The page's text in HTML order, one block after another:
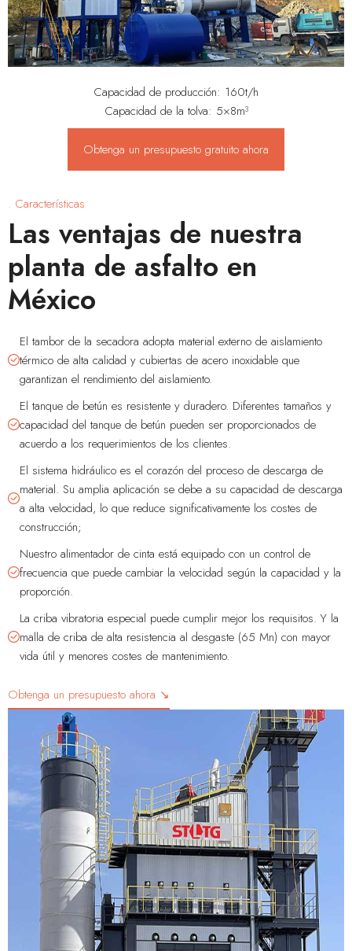
Capacidad de producción: 160t/h
Capacidad de la tolva: 5×8m³
Obtenga un presupuesto gratuito ahora
. Características
Las ventajas de nuestra
planta de asfalto en
México
El tambor de la secadora adopta material externo de aislamiento
térmico de alta calidad y cubiertas de acero inoxidable que
garantizan el rendimiento del aislamiento.
El tanque de betún es resistente y duradero. Diferentes tamaños y
capacidad del tanque de betún pueden ser proporcionados de
acuerdo a los requerimientos de los clientes.
El sistema hidráulico es el corazón del proceso de descarga de
material. Su amplia aplicación se debe a su capacidad de descarga
a alta velocidad, lo que reduce significativamente los costes de
construcción;
Nuestro alimentador de cinta está equipado con un control de
frecuencia que puede cambiar la velocidad según la capacidad y la
proporción.
La criba vibratoria especial puede cumplir mejor los requisitos. Y la
malla de criba de alta resistencia al desgaste (65 Mn) con mayor
vida útil y menores costes de mantenimiento.
Obtenga un presupuesto ahora ↘